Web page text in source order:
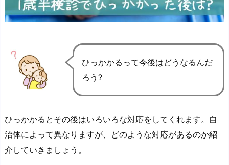
ひっかかるって今後はどうなるんだ
ろう?
ひっかかるとその後はいろいろな対応をしてくれます。自
治体によって異なりますが、どのような対応があるのか紹
介していきましょう。